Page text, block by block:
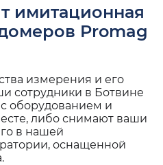
имитационная
Promag
измерения и его
сотрудники в Ботвине
оборудованием и
либо снимают ваши
в нашей
оснащенной